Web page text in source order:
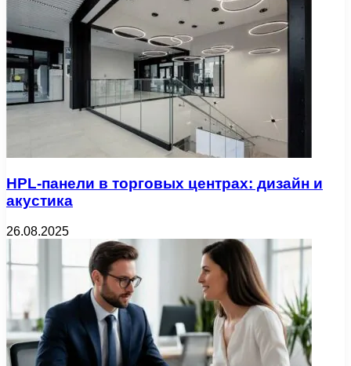
HPL-панели в торговых центрах: дизайн и
акустика
26.08.2025